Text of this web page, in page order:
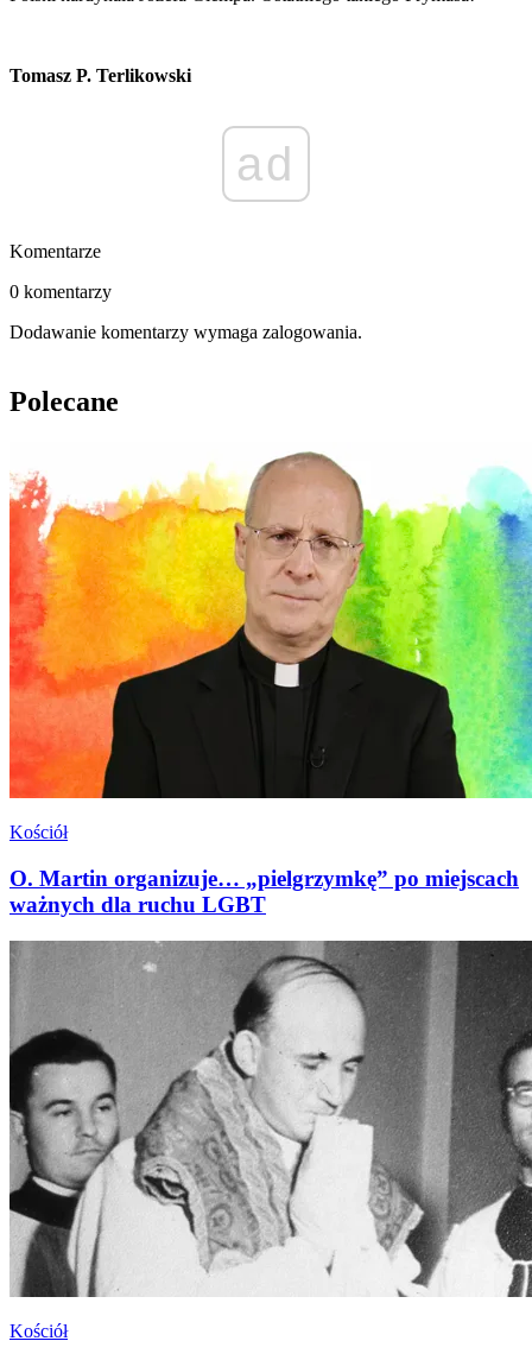
Tomasz P. Terlikowski
ad
Komentarze
0 komentarzy
Dodawanie komentarzy wymaga zalogowania.
Polecane
Kościół
O. Martin organizuje… „pielgrzymkę” po miejscach
ważnych dla ruchu LGBT
Kościół